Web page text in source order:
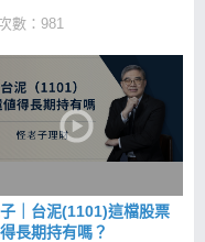
數：981
｜台泥(1101)這檔股票
長期持有嗎？